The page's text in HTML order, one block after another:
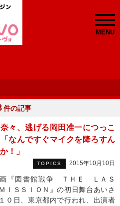
MENU
件の記事
々、逃げる岡田准一につっこ
なんですぐマイクを降ろすん
！」
TOPICS 2015年10月10日
『図書館戦争 ＴＨＥ ＬＡＳ
ＩＳＳＩＯＮ』の初日舞台あいさ
０日、東京都内で行われ、出演者